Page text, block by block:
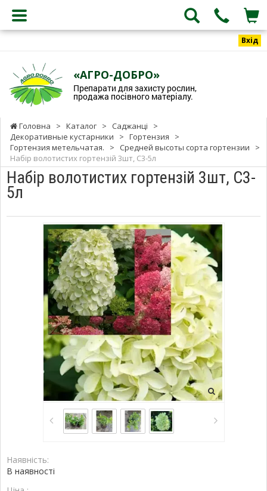
Вхід
«АГРО-ДОБРО»
Препарати для захисту рослин,
продажа посівного матеріалу.
Головна > Каталог > Саджанці
>
Декоративные кустарники
> Гортензия
>
Гортензия метельчатая.
> Средней высоты сорта гортензии
>
Набір волотистих гортензій 3шт, С3-5л
Набір волотистих гортензій 3шт, С3-
5л
Наявність:
В наявності